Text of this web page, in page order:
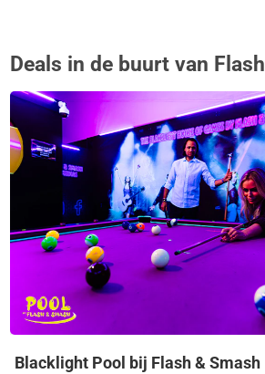
Deals in de buurt van
Blacklight Pool bij Flash & Smash